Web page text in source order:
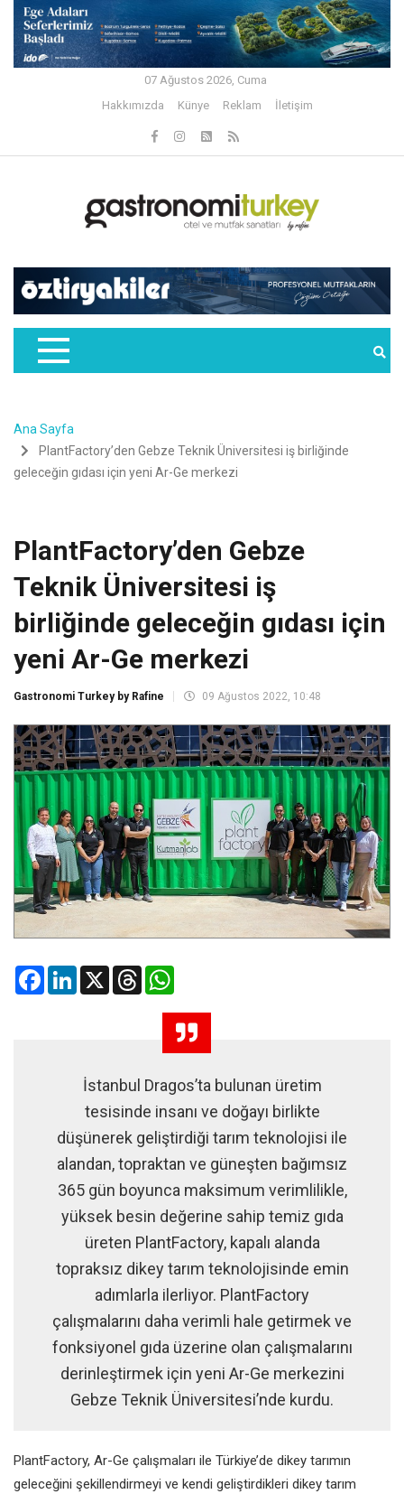
07 Ağustos 2026, Cuma
Hakkımızda
Künye Reklam İletişim
Ana Sayfa
PlantFactory’den Gebze Teknik Üniversitesi iş birliğinde
geleceğin gıdası için yeni Ar-Ge merkezi
PlantFactory’den Gebze
Teknik Üniversitesi iş
birliğinde geleceğin gıdası için
yeni Ar-Ge merkezi
Gastronomi Turkey by Rafine 09 Ağustos 2022, 10:48
FacebookLinkedIn
X Threads
İstanbul Dragos’ta bulunan üretim
tesisinde insanı ve doğayı birlikte
düşünerek geliştirdiği tarım teknolojisi ile
alandan, topraktan ve güneşten bağımsız
365 gün boyunca maksimum verimlilikle,
yüksek besin değerine sahip temiz gıda
üreten PlantFactory, kapalı alanda
topraksız dikey tarım teknolojisinde emin
adımlarla ilerliyor. PlantFactory
çalışmalarını daha verimli hale getirmek ve
fonksiyonel gıda üzerine olan çalışmalarını
derinleştirmek için yeni Ar-Ge merkezini
Gebze Teknik Üniversitesi’nde kurdu.
PlantFactory, Ar-Ge çalışmaları ile Türkiye’de dikey tarımın
geleceğini şekillendirmeyi ve kendi geliştirdikleri dikey tarım